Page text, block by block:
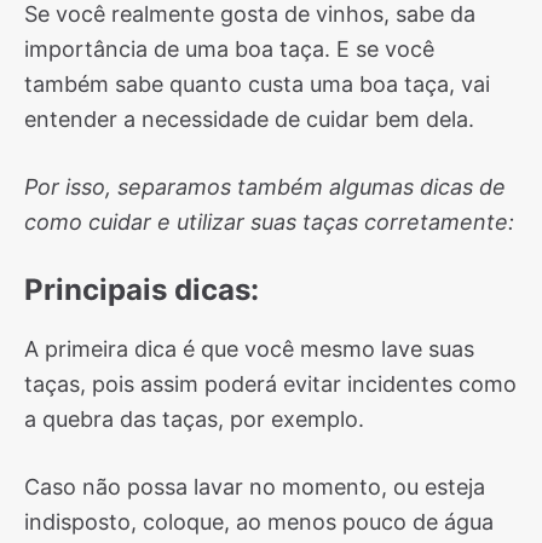
Se você realmente gosta de vinhos, sabe da
importância de uma boa taça. E se você
também sabe quanto custa uma boa taça, vai
entender a necessidade de cuidar bem dela.
Por isso, separamos também algumas dicas de
como cuidar e utilizar suas taças corretamente:
Principais dicas:
A primeira dica é que você mesmo lave suas
taças, pois assim poderá evitar incidentes como
a quebra das taças, por exemplo.
Caso não possa lavar no momento, ou esteja
indisposto, coloque, ao menos pouco de água